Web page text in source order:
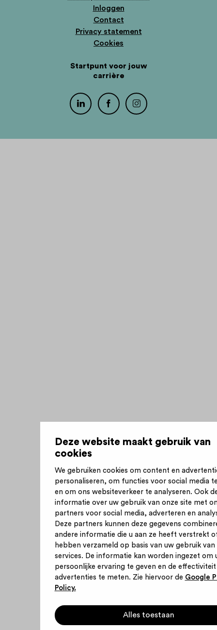
Deze website maakt gebruik van
cookies
We gebruiken cookies om content en
personaliseren, om functies voor social media
en om ons websiteverkeer te analyseren. Ook
informatie over uw gebruik van onze site met
partners voor social media, adverteren en
Deze partners kunnen deze gegevens
andere informatie die u aan ze heeft verstrekt
hebben verzameld op basis van uw gebruik van
services. De informatie kan worden ingezet om
persoonlijke ervaring te geven en de effectiviteit
advertenties te meten. Zie hiervoor de Google
Policy.
Alles toestaan
Inloggen
Contact
Privacy statement
Cookies
Startpunt voor jouw
carrière